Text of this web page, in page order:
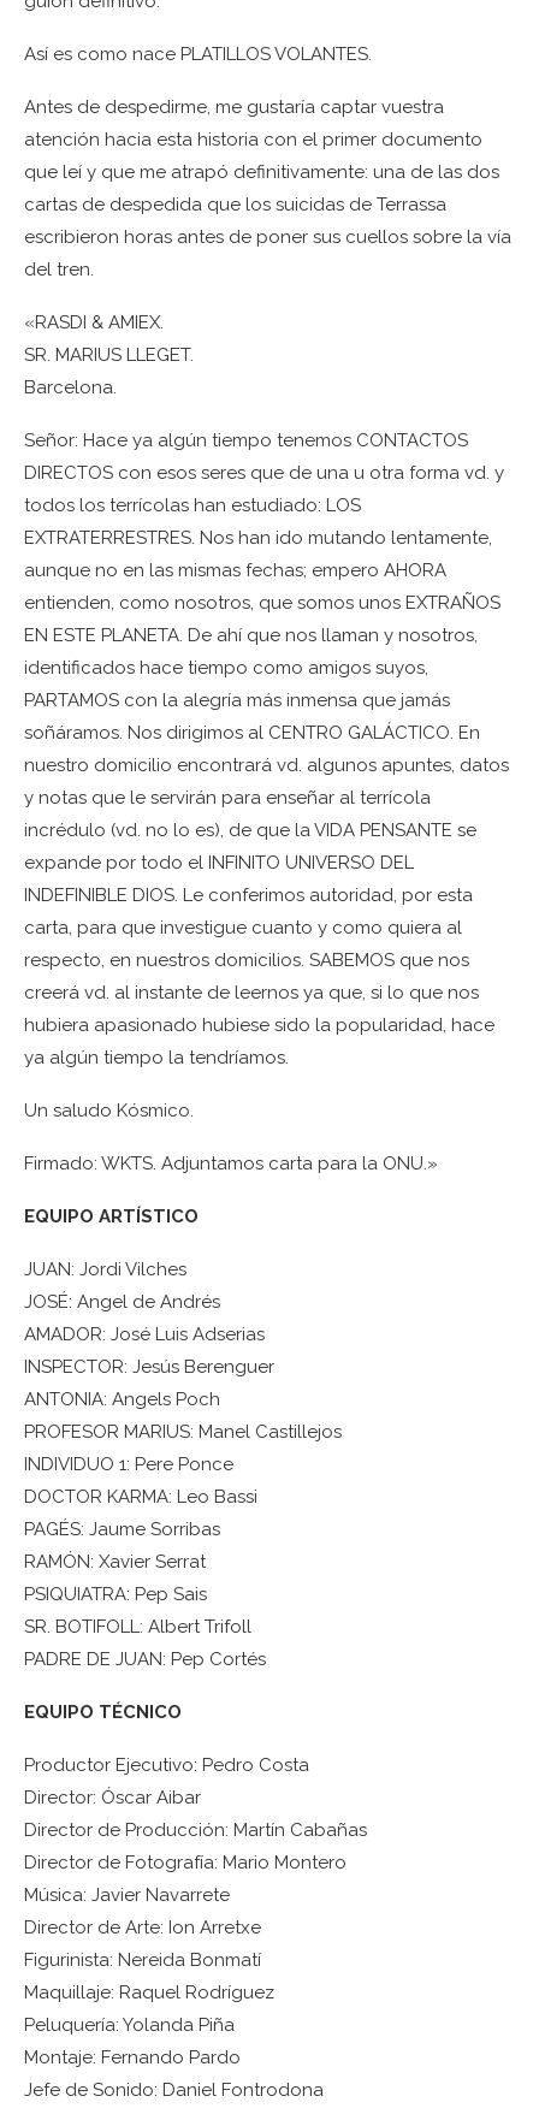
Así es como nace PLATILLOS VOLANTES.
Antes de despedirme, me gustaría captar vuestra
atención hacia esta historia con el primer documento
que leí y que me atrapó definitivamente: una de las dos
cartas de despedida que los suicidas de Terrassa
escribieron horas antes de poner sus cuellos sobre la vía
del tren.
«RASDI & AMIEX.
SR. MARIUS LLEGET.
Barcelona.
Señor: Hace ya algún tiempo tenemos CONTACTOS
DIRECTOS con esos seres que de una u otra forma vd. y
todos los terrícolas han estudiado: LOS
EXTRATERRESTRES. Nos han ido mutando lentamente,
aunque no en las mismas fechas; empero AHORA
entienden, como nosotros, que somos unos EXTRAÑOS
EN ESTE PLANETA. De ahí que nos llaman y nosotros,
identificados hace tiempo como amigos suyos,
PARTAMOS con la alegría más inmensa que jamás
soñáramos. Nos dirigimos al CENTRO GALÁCTICO. En
nuestro domicilio encontrará vd. algunos apuntes, datos
y notas que le servirán para enseñar al terrícola
incrédulo (vd. no lo es), de que la VIDA PENSANTE se
expande por todo el INFINITO UNIVERSO DEL
INDEFINIBLE DIOS. Le conferimos autoridad, por esta
carta, para que investigue cuanto y como quiera al
respecto, en nuestros domicilios. SABEMOS que nos
creerá vd. al instante de leernos ya que, si lo que nos
hubiera apasionado hubiese sido la popularidad, hace
ya algún tiempo la tendríamos.
Un saludo Kósmico.
Firmado: WKTS. Adjuntamos carta para la ONU.»
EQUIPO ARTÍSTICO
JUAN: Jordi Vilches
JOSÉ: Angel de Andrés
AMADOR: José Luis Adserias
INSPECTOR: Jesús Berenguer
ANTONIA: Angels Poch
PROFESOR MARIUS: Manel Castillejos
INDIVIDUO 1: Pere Ponce
DOCTOR KARMA: Leo Bassi
PAGÉS: Jaume Sorribas
RAMÓN: Xavier Serrat
PSIQUIATRA: Pep Sais
SR. BOTIFOLL: Albert Trifoll
PADRE DE JUAN: Pep Cortés
EQUIPO TÉCNICO
Productor Ejecutivo: Pedro Costa
Director: Óscar Aibar
Director de Producción: Martín Cabañas
Director de Fotografía: Mario Montero
Música: Javier Navarrete
Director de Arte: Ion Arretxe
Figurinista: Nereida Bonmatí
Maquillaje: Raquel Rodríguez
Peluquería: Yolanda Piña
Montaje: Fernando Pardo
Jefe de Sonido: Daniel Fontrodona